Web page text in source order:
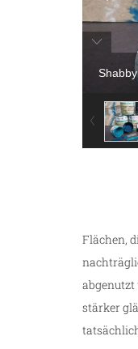
Flächen,
abgenutzt
stärker